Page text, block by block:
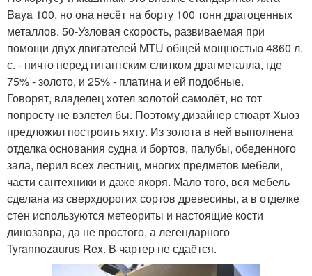
Baya 100, но она несёт на борту 100 тонн драгоценных
металлов. 50-Узловая скорость, развиваемая при
помощи двух двигателей MTU общей мощностью 4860 л.
с. - ничто перед гигантским слитком драгметалла, где
75% - золото, и 25% - платина и ей подобные.
Говорят, владелец хотел золотой самолёт, но тот
попросту не взлетел бы. Поэтому дизайнер стюарт Хьюз
предложил построить яхту. Из золота в ней выполнена
отделка основания судна и бортов, палубы, обеденного
зала, перил всех лестниц, многих предметов мебели,
части сантехники и даже якоря. Мало того, вся мебель
сделана из сверхдорогих сортов древесины, а в отделке
стен используются метеориты и настоящие кости
динозавра, да не простого, а легендарного
Tyrannozaurus Rex. В чартер не сдаётся.